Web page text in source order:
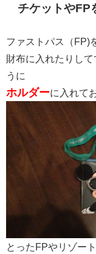
チケットやFP
ファストパス（FP)
財布に入れたりし
うに
ホルダーに入れて
とったFPやリゾー